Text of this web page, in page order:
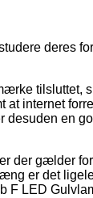
deres
tilsluttet,
at internet
desuden en
der gælder
er det
F LED